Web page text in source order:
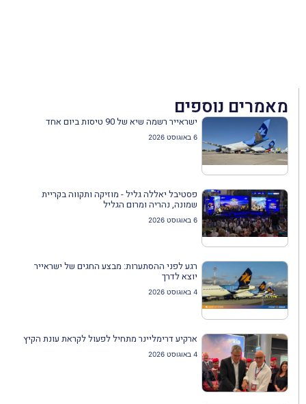
מאמרים נוספים
ישראייר רשמה שיא של 90 טיסות ביום אחד
6 באוגוסט 2026
פסטיבל יאללה גליל - מוזיקה ותקווה בקריית
שמונה, נהריה ומרום הגליל
6 באוגוסט 2026
רגע לפני ההסתערות: מבצע החגים של ישראייר
יוצא לדרך
4 באוגוסט 2026
ארקיע דרימליינר מתחיל לפעול לקראת עונת הקיץ
4 באוגוסט 2026